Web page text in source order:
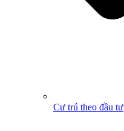
Cư trú theo đầu tư